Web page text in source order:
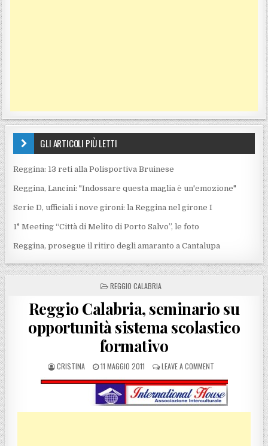
GLI ARTICOLI PIÙ LETTI
Reggina: 13 reti alla Polisportiva Bruinese
Reggina, Lancini: "Indossare questa maglia è un'emozione"
Serie D, ufficiali i nove gironi: la Reggina nel girone I
1° Meeting “Città di Melito di Porto Salvo”, le foto
Reggina, prosegue il ritiro degli amaranto a Cantalupa
POSTED IN
REGGIO CALABRIA
Reggio Calabria, seminario su
opportunità sistema scolastico
formativo
POSTED BY
CRISTINA POSTED ON
11 MAGGIO 2011 LEAVE A COMMENT ON REGGIO